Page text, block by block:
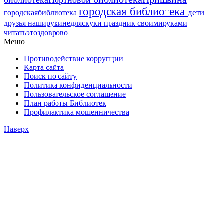
городскаябиблиотека городская библиотека дети
друзья наширукинедляскуки праздник своимируками
читатьэтоздоврово
Меню
Противодействие коррупции
Карта сайта
Поиск по сайту
Политика конфиденциальности
Пользовательское соглашение
План работы Библиотек
Профилактика мошенничества
Наверх